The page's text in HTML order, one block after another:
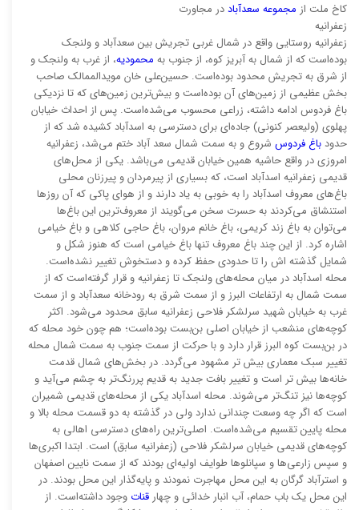
کاخ ملت از مجموعه سعدآباددر مجاورت
زعفرانیه
زعفرانیه روستایی واقع در شمال غربی تجریش بین سعدآباد و ولنجک
بوده‌است که از شمال به آبریز کوه، از جنوب به محمودیه، از غرب به ولنجک و
از شرق به تجریش محدود بوده‌است. حسین‌علی خان مویدالممالک صاحب
بخش عظیمی از زمین‌های آن بوده‌است و بیش‌ترین زمین‌های که تا نزدیکی
باغ فردوس ادامه داشته، زراعی محسوب می‌شده‌است. پس از احداث خیابان
پهلوی (ولیعصر کنونی) جاده‌ای برای دسترسی به اسدآباد کشیده شد که از
حدود باغ فردوس شروع و به سمت شمال سعد آباد ختم می‌شد، زعفرانیه
امروزی در واقع حاشیه همین خیابان قدیمی می‌باشد. یکی از محل‌های
قدیمی زعفرانیه اسدآباد است، که بسیاری از پیرمردان و پیرزنان محلی
باغ‌های معروف اسدآباد را به خوبی به یاد دارند و از هوای پاکی که آن روزها
استنشاق می‌کردند به حسرت سخن می‌گویند از معروف‌ترین این باغ‌ها
می‌توان به باغ زند کریمی، باغ خانم مروان، باغ حاجی کلاهی و باغ خیامی
اشاره کرد. از این چند باغ معروف تنها باغ خیامی است که هنوز شکل و
شمایل گذشته اش را تا حدودی حفظ کرده و دستخوش تغییر نشده‌است.
محله اسدآباد در میان محله‌های ولنجک تا زعفرانیه و قرار گرفته‌است که از
سمت شمال به ارتفاعات البرز و از سمت شرق به رودخانه سعدآباد و از سمت
غرب به خیابان شهید سرلشکر فلاحی زعفرانیه سابق محدود می‌شود. اکثر
کوچه‌های منشعب از خیابان اصلی بن‌بست بوده‌است؛ هم چون خود محله که
در بن‌بست کوه البرز قرار دارد و با حرکت از سمت جنوب به سمت شمال محله
تغییر سبک معماری بیش تر مشهود می‌گردد. در بخش‌های شمال قدمت
خانه‌ها بیش تر است و تغییر بافت جدید به قدیم پررنگ‌تر به چشم می‌آید و
کوچه‌ها نیز تنگ‌تر می‌شوند. محله اسدآباد یکی از محله‌های قدیمی شمیران
است که اگر چه وسعت چندانی ندارد ولی در گذشته به دو قسمت محله بالا و
محله پایین تقسیم می‌شده‌است. اصلی‌ترین راه‌های دسترسی اهالی به
کوچه‌های قدیمی خیابان سرلشکر فلاحی (زعفرانیه سابق) است. ابتدا اکبری‌ها
و سپس زارعی‌ها و سپانلوها طوایف اولیه‌ای بودند که از سمت نایین اصفهان
و استرآباد گرگان به این محل مهاجرت نمودند و پایه‌گذار این محل بودند. در
این محل یک باب حمام، آب انبار خدائی و چهار قنات وجود داشته‌است. از